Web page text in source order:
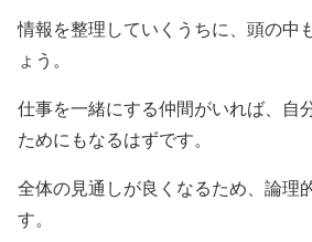
情報を整理していくうちに、頭の中
ょう。
仕事を一緒にする仲間がいれば、自
ためにもなるはずです。
全体の見通しが良くなるため、論理
す。